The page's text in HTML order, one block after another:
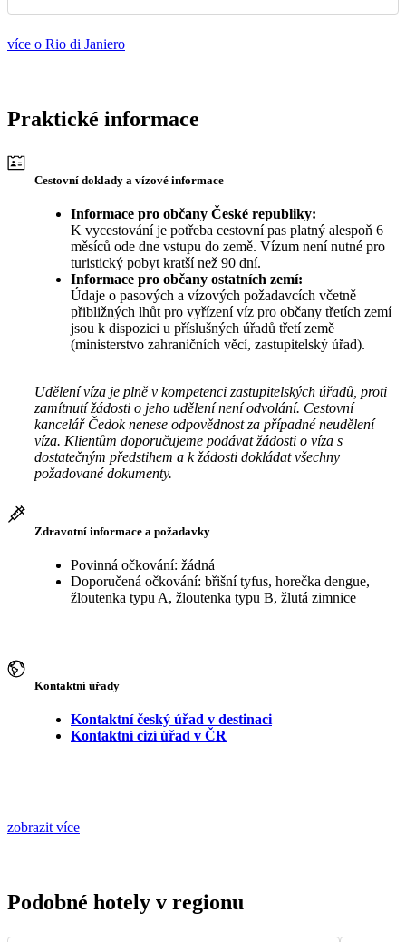
více o Rio di Janiero
Praktické informace
Cestovní doklady a vízové informace
Informace pro občany České republiky:
K vycestování je potřeba cestovní pas platný alespoň 6
měsíců ode dne vstupu do země. Vízum není nutné pro
turistický pobyt kratší než 90 dní.
Informace pro občany ostatních zemí:
Údaje o pasových a vízových požadavcích včetně
přibližných lhůt pro vyřízení víz pro občany třetích zemí
jsou k dispozici u příslušných úřadů třetí země
(ministerstvo zahraničních věcí, zastupitelský úřad).
Udělení víza je plně v kompetenci zastupitelských úřadů, proti
zamítnutí žádosti o jeho udělení není odvolání. Cestovní
kancelář Čedok nenese odpovědnost za případné neudělení
víza. Klientům doporučujeme podávat žádosti o víza s
dostatečným předstihem a k žádosti dokládat všechny
požadované dokumenty.
Zdravotní informace a požadavky
Povinná očkování: žádná
Doporučená očkování: břišní tyfus, horečka dengue,
žloutenka typu A, žloutenka typu B, žlutá zimnice
Kontaktní úřady
Kontaktní český úřad v destinaci
Kontaktní cizí úřad v ČR
zobrazit více
Podobné hotely v regionu